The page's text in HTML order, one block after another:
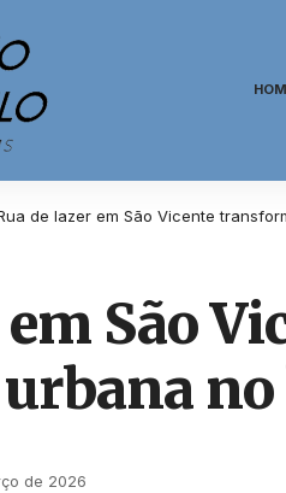
de lazer em São Vicente
em São
de 2026